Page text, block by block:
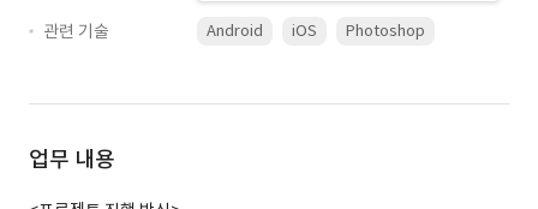
관련 기술
Android iOS Photoshop
업무 내용